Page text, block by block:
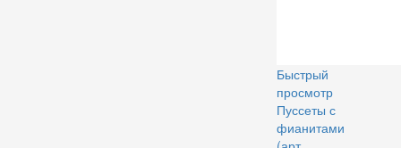
Быстрый
просмотр
Пуссеты с
фианитами